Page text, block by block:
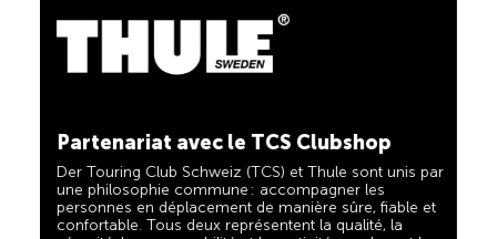
une philosophie commune : accompagner les
personnes en déplacement de manière sûre, fiable et
sécurité, la responsabilité et la praticité, en plaçant les
besoins des voyageurs et des familles actives au
centre de leurs priorités.
Découvrez maintenant
TCS, et recevez automatiquement 5 % de cashback.
La TCS Member Mastercard est à la fois carte de
membre, carte de paiement et carte d’épargne, et
reste gratuite à vie pour les membres du TCS.
à mes côtés » et vous être d'une aide fiable et utile
lorsque vous êtes en déplacement. Vous reconnaîtrez
label « Always by my side ».
Découvrez maintenant